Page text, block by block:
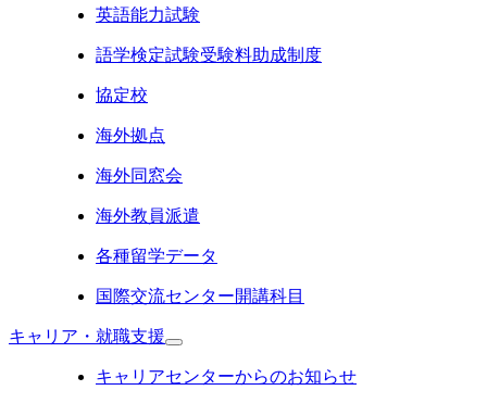
英語能力試験
語学検定試験受験料助成制度
協定校
海外拠点
海外同窓会
海外教員派遣
各種留学データ
国際交流センター開講科目
キャリア・就職支援
キャリアセンターからのお知らせ